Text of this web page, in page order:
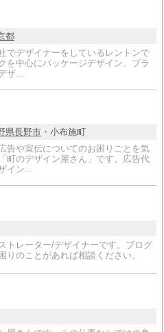
都
でデザイナーをしているレントンで
を中心にパッケージデザイン、ブラ
ザ…
県長野市・小布施町
告や宣伝についてのお困りごとを気
町のデザイン屋さん」です。広告代
イン…
トレーター/デザイナーです。ブログ
りのことがあれば相談ください。